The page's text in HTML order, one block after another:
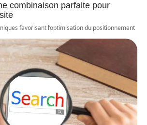
combinaison parfaite pour
favorisant l’optimisation du positionnement